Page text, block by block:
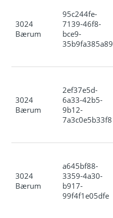
3024
Bærum
95c244fe-
7139-46f8-
bce9-
35b9fa385a89
3024
Bærum
2ef37e5d-
6a33-42b5-
9b12-
7a3c0e5b33f8
3024
Bærum
a645bf88-
3359-4a30-
b917-
99f4f1e05dfe